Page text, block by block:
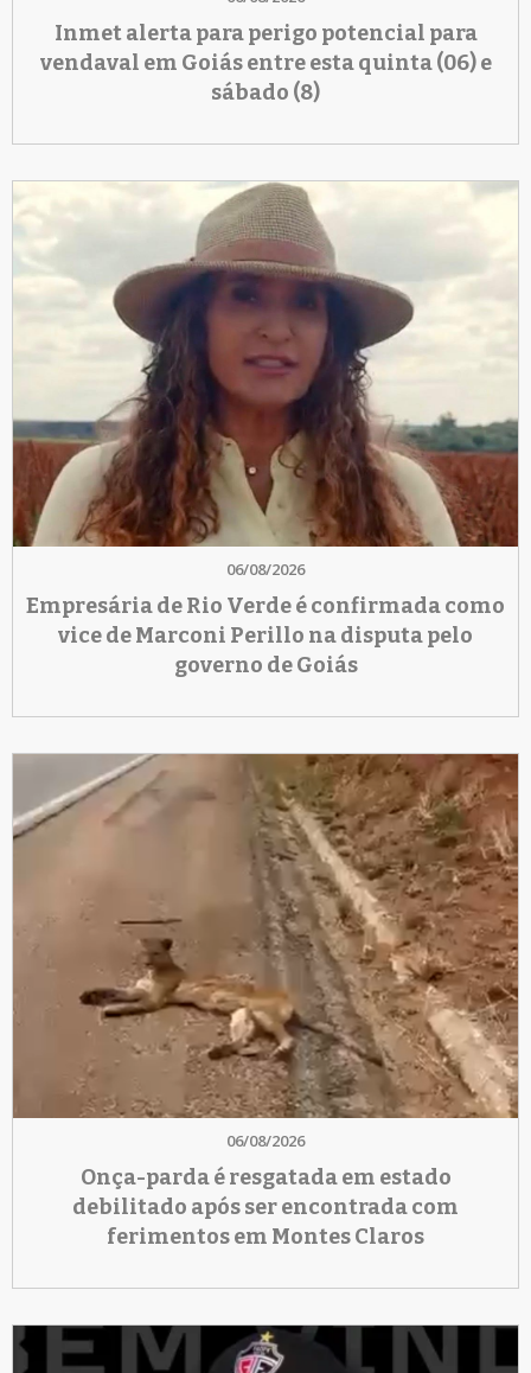
Inmet alerta para perigo potencial para
vendaval em Goiás entre esta quinta (06) e
sábado (8)
06/08/2026
Empresária de Rio Verde é confirmada como
vice de Marconi Perillo na disputa pelo
governo de Goiás
06/08/2026
Onça-parda é resgatada em estado
debilitado após ser encontrada com
ferimentos em Montes Claros